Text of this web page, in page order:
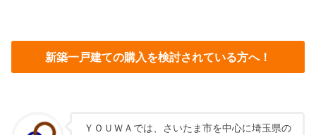
新築一戸建ての購入を検討されている方へ！
ＹＯＵＷＡでは、さいたま市を中心に埼玉県の